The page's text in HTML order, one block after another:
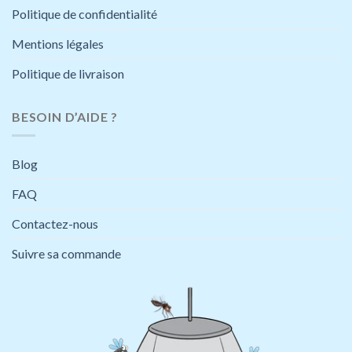
du
Politique de confidentialité
Mentions légales
Politique de livraison
BESOIN D’AIDE ?
Blog
FAQ
Contactez-nous
Suivre sa commande